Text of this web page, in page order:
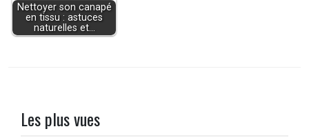
Nettoyer son canapé
en tissu : astuces
naturelles et…
Les plus vues